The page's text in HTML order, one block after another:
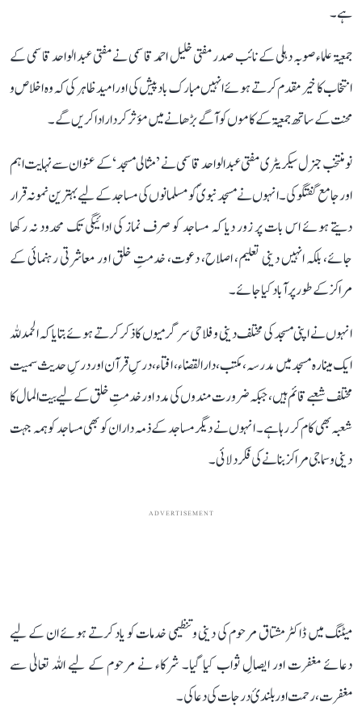
ہے۔
جمعیۃ علماء صوبہ دہلی کے نائب صدر مفتی خلیل احمد قاسمی نے مفتی عبد الواحد قاسمی کے
انتخاب کا خیر مقدم کرتے ہوئے انہیں مبارک باد پیش کی اور امید ظاہر کی کہ وہ اخلاص و
محنت کے ساتھ جمعیۃ کے کاموں کو آگے بڑھانے میں مؤثر کردار ادا کریں گے۔
نو منتخب جنرل سیکریٹری مفتی عبد الواحد قاسمی نے ’مثالی مسجد‘ کے عنوان سے نہایت اہم
اور جامع گفتگو کی۔ انہوں نے مسجد نبویؐ کو مسلمانوں کی مساجد کے لیے بہترین نمونہ قرار
دیتے ہوئے اس بات پر زور دیا کہ مساجد کو صرف نماز کی ادائیگی تک محدود نہ رکھا
جائے، بلکہ انہیں دینی تعلیم، اصلاح، دعوت، خدمتِ خلق اور معاشرتی رہنمائی کے
مراکز کے طور پر آباد کیا جائے۔
انہوں نے اپنی مسجد کی مختلف دینی و فلاحی سرگرمیوں کا ذکر کرتے ہوئے بتایا کہ الحمدللہ
ایک مینارہ مسجد میں مدرسہ، مکتب، دارالقضاء، افتاء، درسِ قرآن اور درسِ حدیث سمیت
مختلف شعبے قائم ہیں، جبکہ ضرورت مندوں کی مدد اور خدمتِ خلق کے لیے بیت المال کا
شعبہ بھی کام کر رہا ہے۔ انہوں نے دیگر مساجد کے ذمہ داران کو بھی مساجد کو ہمہ جہت
دینی و سماجی مراکز بنانے کی فکر دلائی۔
ADVERTISEMENT
میٹنگ میں ڈاکٹر مشتاق مرحوم کی دینی و تنظیمی خدمات کو یاد کرتے ہوئے ان کے لیے
دعائے مغفرت اور ایصالِ ثواب کیا گیا۔ شرکاء نے مرحوم کے لیے اللہ تعالیٰ سے
مغفرت، رحمت اور بلندیٔ درجات کی دعا کی۔